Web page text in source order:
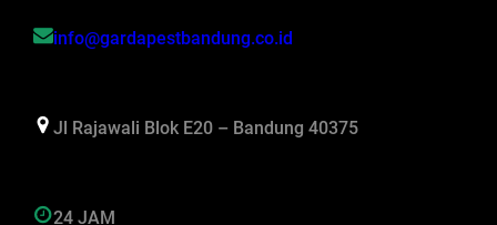
info@gardapestbandung.co.id
Jl Rajawali Blok E20 – Bandung 40375
24 JAM